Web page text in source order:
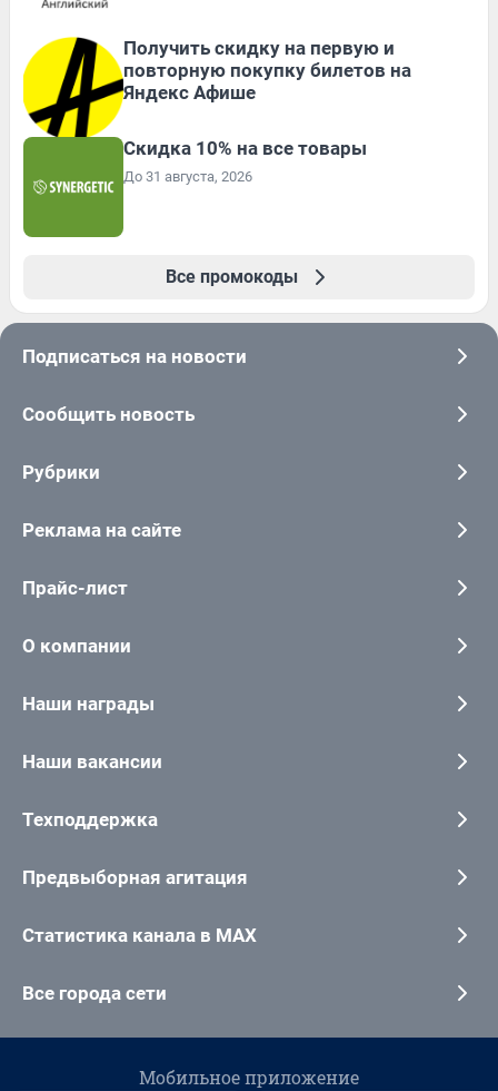
Получить скидку на первую и
повторную покупку билетов на
Яндекс Афише
Скидка 10% на все товары
До 31 августа, 2026
Все промокоды
Подписаться на новости
Сообщить новость
Рубрики
Реклама на сайте
Прайс-лист
О компании
Наши награды
Наши вакансии
Техподдержка
Предвыборная агитация
Статистика канала в MAX
Все города сети
Мобильное приложение